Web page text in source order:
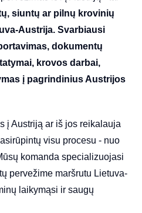
siuntų ar pilnų krovinių
Austrija. Svarbiausi
dokumentų
krovos darbai,
į pagrindinius Austrijos
į Austriją ar iš jos reikalauja
visu procesu - nuo
komanda specializuojasi
pervežime maršrutu Lietuva-
laikymąsi ir saugų